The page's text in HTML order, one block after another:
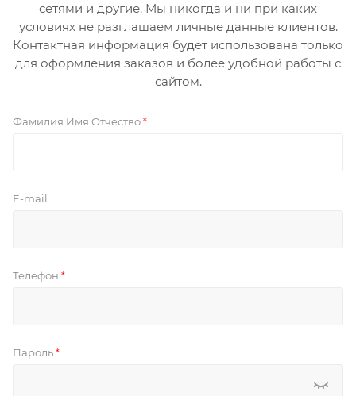
сетями и другие. Мы никогда и ни при каких
условиях не разглашаем личные данные клиентов.
Контактная информация будет использована только
для оформления заказов и более удобной работы с
сайтом.
Фамилия Имя Отчество *
E-mail
Телефон *
Пароль *